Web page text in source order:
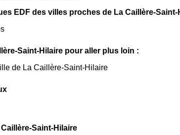
EDF des villes proches de La Caillère-Saint-
Saint-Hilaire pour aller plus loin :
de La Caillère-Saint-Hilaire
Saint-Hilaire